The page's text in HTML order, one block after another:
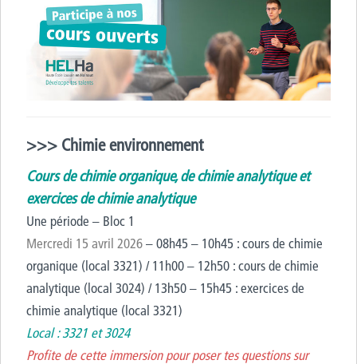
>>> Chimie environnement
Cours de chimie organique, de chimie analytique et
exercices de chimie analytique
Une période – Bloc 1
Mercredi 15 avril 2026– 08h45 – 10h45 : cours de chimie
organique (local 3321) / 11h00 – 12h50 : cours de chimie
analytique (local 3024) / 13h50 – 15h45 : exercices de
chimie analytique (local 3321)
Local : 3321 et 3024
Profite de cette immersion pour poser tes questions sur